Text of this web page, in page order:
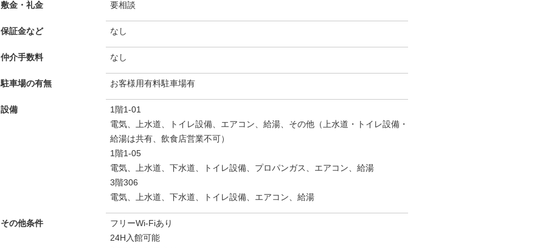
敷金・礼金 要相談
保証金など なし
仲介手数料 なし
駐車場の有無 お客様用有料駐車場有
設備
1階1-01
電気、上水道、トイレ設備、エアコン、給湯、その他（上水道・トイレ設備・
給湯は共有、飲食店営業不可）
1階1-05
電気、上水道、下水道、トイレ設備、プロパンガス、エアコン、給湯
3階306
電気、上水道、下水道、トイレ設備、エアコン、給湯
その他条件
フリーWi-Fiあり
24H入館可能